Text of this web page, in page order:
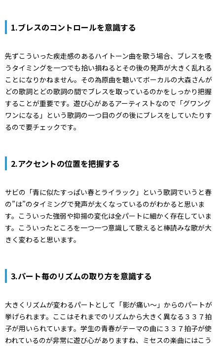
1.ブレスのコントロールを意識する
先ずこういった疾走感のあるハイトーン曲を歌う場合、ブレスを吸
うタイミングを一つでも拾い損ねるとその後の発声が大きく乱れる
ことになりかねません。その為原曲を聴いてボーカルの大森さんが
どの歌詞とどの歌詞の間でブレスを取っているのかをしっかり把握
することが重要です。遊び心があるアーティストなので「グワング
ワンになる」という歌詞の一つ目のグの後にブレスをしていたりす
るので要チェックです。
2.アクセントの位置を把握する
サビの「青に似たすっぱい春とライラック」という歌詞でいうと春
の”は”のタイミングで発声が太くなっているのがわかると思いま
す。こういった強弱や抑揚の変化は全パートに細かく存在していま
す。こういったところを一つ一つ意識して歌えると棒読みな歌が大
きく変わると思います。
3.パート毎のリズムの取り方を意識する
大きくリズムが変わるパートとして「影が痛い〜」からのパートが
挙げられます。ここはそれまでのリズムから大きく異なる３３７拍
子が用いられています。学生の青春がテーマの曲に３３７拍子が使
われているのが非常に遊び心がありますね、ミセスの楽曲にはこう